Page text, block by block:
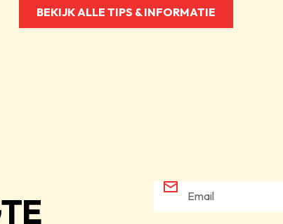
BEKIJK ALLE TIPS & INFORMATIE